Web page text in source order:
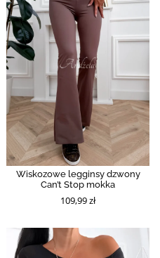
Wiskozowe legginsy dzwony
Can’t Stop mokka
109,99 zł